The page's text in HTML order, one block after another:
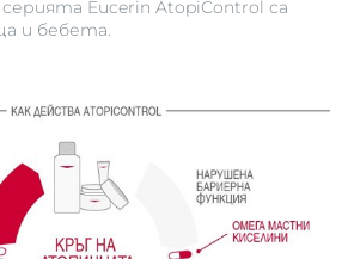
Eucerin AtopiControl са
и бебета.